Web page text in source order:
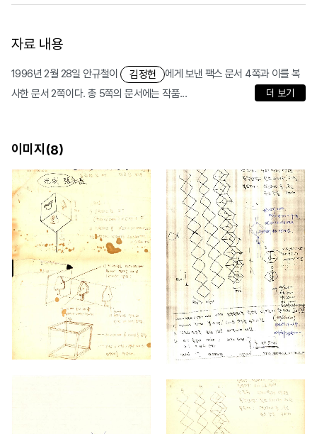
자료 내용
1996년 2월 28일 안규철이 김정헌
에게 보낸 팩스 문서 4쪽과 이를 복
사한 문서 2쪽이다. 총 5쪽의 문서에는 작품...
더 보기
이미지(8)